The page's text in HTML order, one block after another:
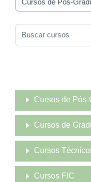
Categorias de Cursos
Buscar cursos
Cursos de
Cursos de
Cursos
Cursos FIC